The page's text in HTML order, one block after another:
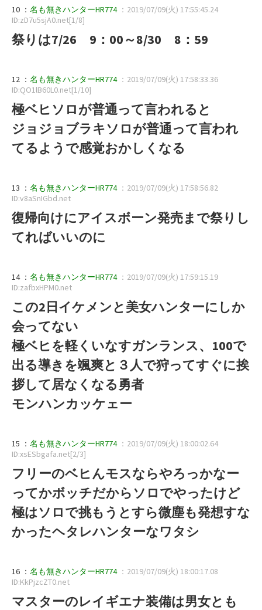
10 ： 名も無きハンターHR774 ：2019/07/09(火) 17:55:45.24
ID:zD7u5sjA0.net[1/8]
祭りは7/26 9：00～8/30 8：59
12 ： 名も無きハンターHR774 ：2019/07/09(火) 17:58:33.36
ID:QO1lB60L0.net[1/10]
極ベヒソロが普通って言われると
ジョジョブラキソロが普通って言われ
てるようで感覚おかしくなる
13 ： 名も無きハンターHR774 ：2019/07/09(火) 17:58:56.82
ID:v8aSnIGbd.net
復帰向けにアイスボーン発売まで祭りし
てればいいのに
14 ： 名も無きハンターHR774 ：2019/07/09(火) 17:59:15.19
ID:zafbxHPM0.net
この2日イケメンと美女ハンターにしか
会ってない
極ベヒを軽くいなすガンランス、100で
出る導きを颯爽と３人で狩ってすぐに挨
拶して居なくなる勇者
モンハンカッケェー
15 ： 名も無きハンターHR774 ：2019/07/09(火) 18:00:02.64
ID:xsESbgafa.net[2/3]
フリーのベヒんモスならやろっかなー
ってかボッチだからソロでやったけど
極はソロで挑もうとすら微塵も発想すな
かったヘタレハンターなワタシ
16 ： 名も無きハンターHR774 ：2019/07/09(火) 18:00:17.08
ID:KkPjzcZT0.net
マスターのレイギエナ装備は男女とも